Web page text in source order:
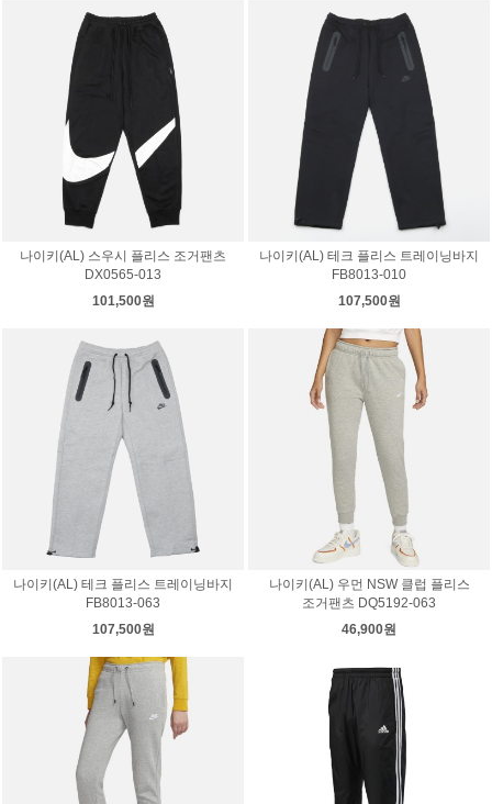
나이키(AL) 스우시 플리스 조거팬츠
DX0565-013
101,500원
나이키(AL) 테크 플리스 트레이닝바지
FB8013-010
107,500원
나이키(AL) 테크 플리스 트레이닝바지
FB8013-063
107,500원
나이키(AL) 우먼 NSW 클럽 플리스
조거팬츠 DQ5192-063
46,900원